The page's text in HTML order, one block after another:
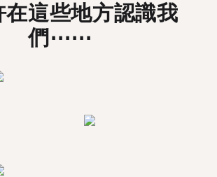
在這些地方認識我
們⋯⋯